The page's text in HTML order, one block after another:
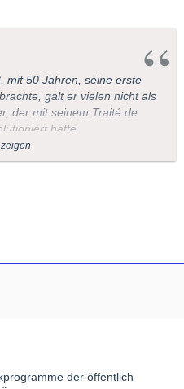
mit 50 Jahren, seine erste
galt er vielen nicht als
der mit seinem Traité de
hatte.
Thesen so kompromisslos,
seien verstimmt. Ein
Konflikte in seinem 81-
Motetten, Ballette und
und Spannungszustände in
Kein Wunder, dass einer der
der öffentlich